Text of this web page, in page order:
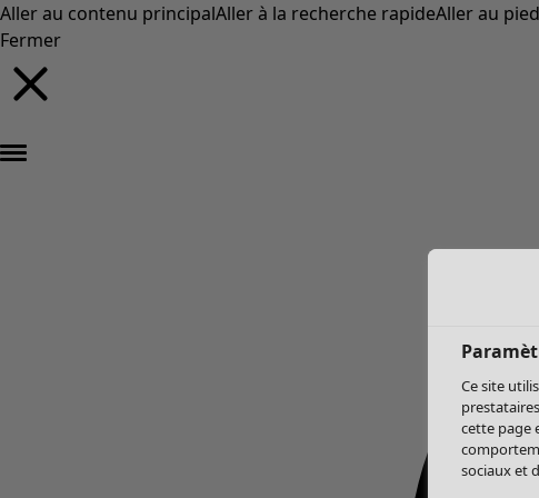
Aller au contenu principalAller à la recherche rapideAller au
Fermer
Ce site
cette page
sociaux et